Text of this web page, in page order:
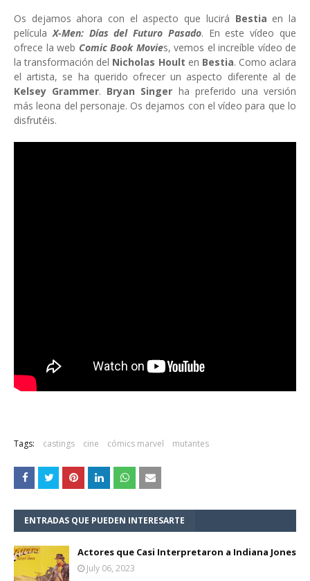
Os dejamos ahora con el aspecto que lucirá Bestia en la
películaX-Men: Días del Futuro Pasado. En este vídeo que
ofrece la web Comic Book Movies, vemos el increíble vídeo de
la transformación del Nicholas Hoult en Bestia. Como aclara
el artista, se ha querido ofrecer un aspecto diferente al de
Kelsey Grammer. Bryan Singer ha preferido una versión
más leona del personaje. Os dejamos con el vídeo para que lo
disfrutéis.
Tags: castings cine cómics marvel mutantes
ENTRADAS QUE PUEDEN INTERESARTE
Actores que Casi Interpretaron a Indiana Jones
July 06, 2023